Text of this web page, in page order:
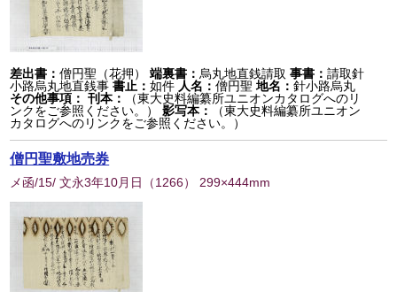
差出書：僧円聖（花押） 端裏書： 烏丸地直銭請取 事書：請取針
小路烏丸地直銭事書止：如件 人名：僧円聖 地名：針小路烏丸
その他事項： 刊本：
（東大史料編纂所ユニオンカタログへのリ
ンクをご参照ください。）
影写本：
（東大史料編纂所ユニオン
カタログへのリンクをご参照ください。）
僧円聖敷地売券
メ函/15/ 文永3年10月日 （1266） 299×444mm